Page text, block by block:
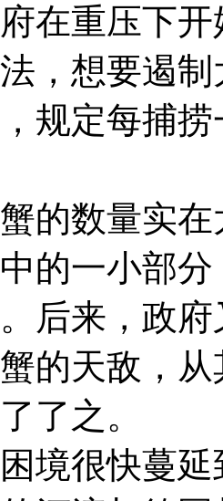
重压下开
，想要遏
规定每捕
数量实在
的一小部
后来，政
的天敌，
了之。
很快蔓延